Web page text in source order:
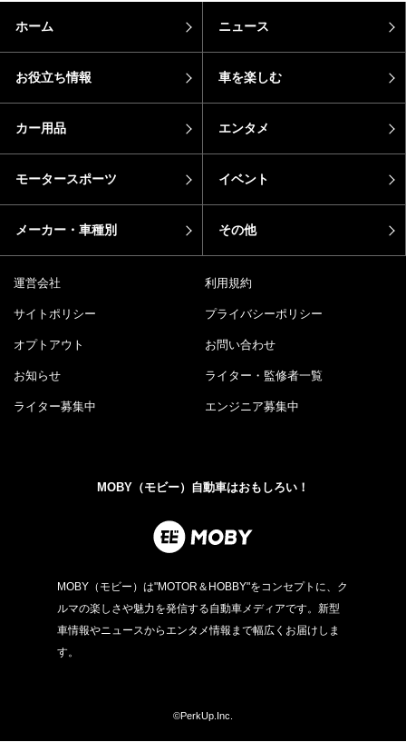
ホーム ニュース
お役立ち情報 車を楽しむ
カー用品 エンタメ
モータースポーツ イベント
メーカー・車種別 その他
運営会社 利用規約
サイトポリシー プライバシーポリシー
オプトアウト お問い合わせ
お知らせ ライター・監修者一覧
ライター募集中 エンジニア募集中
MOBY（モビー）自動車はおもしろい！
MOBY（モビー）は"MOTOR＆HOBBY"をコンセプトに、ク
ルマの楽しさや魅力を発信する自動車メディアです。新型
車情報やニュースからエンタメ情報まで幅広くお届けしま
す。
©PerkUp.Inc.